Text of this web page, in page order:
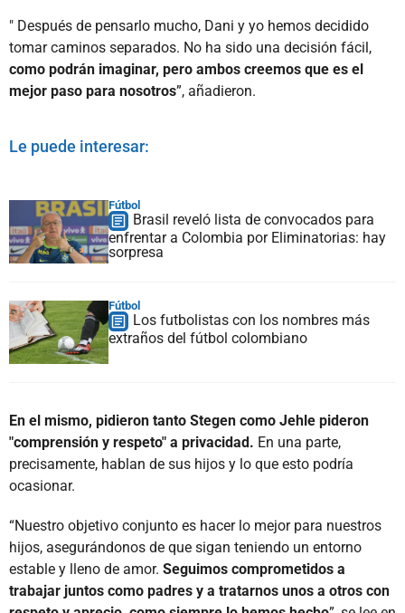
" Después de pensarlo mucho, Dani y yo hemos decidido
tomar caminos separados. No ha sido una decisión fácil,
como podrán imaginar, pero ambos creemos que es el
mejor paso para nosotros”, añadieron.
Le puede interesar:
Fútbol
Brasil reveló lista de convocados para
enfrentar a Colombia por Eliminatorias: hay
sorpresa
Fútbol
Los futbolistas con los nombres más
extraños del fútbol colombiano
En el mismo, pidieron tanto Stegen como Jehle pideron
"comprensión y respeto" a privacidad. En una parte,
precisamente, hablan de sus hijos y lo que esto podría
ocasionar.
“Nuestro objetivo conjunto es hacer lo mejor para nuestros
hijos, asegurándonos de que sigan teniendo un entorno
estable y lleno de amor. Seguimos comprometidos a
trabajar juntos como padres y a tratarnos unos a otros con